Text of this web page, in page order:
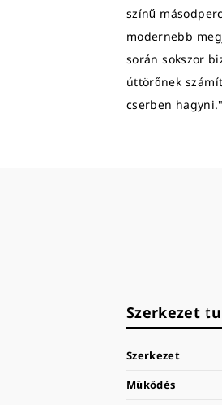
színű
modernebb
során sokszor
úttörőnek
cserben
Szerkezet
Szerkezet
Működés